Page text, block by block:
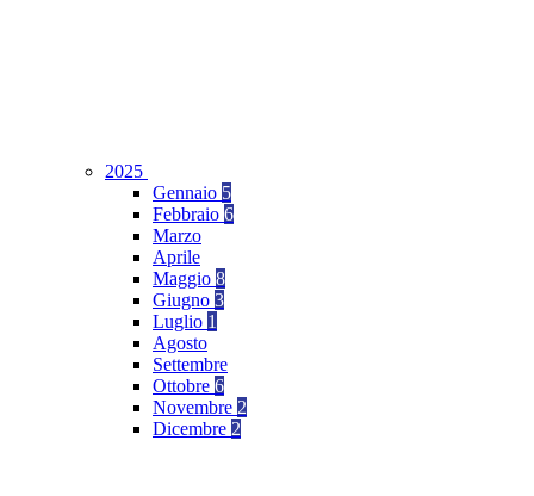
2025
Gennaio 5
Febbraio 6
Marzo
Aprile
Maggio 8
Giugno 3
Luglio 1
Agosto
Settembre
Ottobre 6
Novembre 2
Dicembre 2